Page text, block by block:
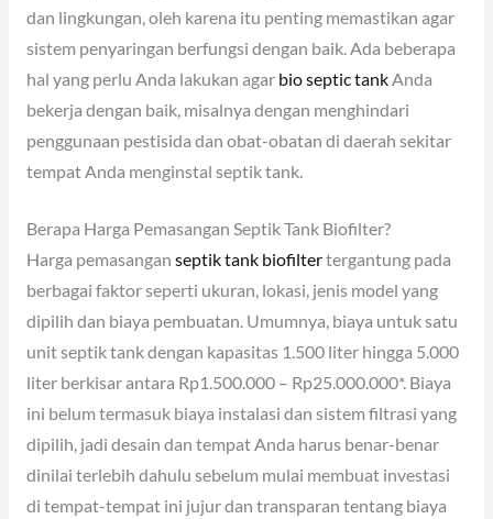
dan lingkungan, oleh karena itu penting memastikan agar
sistem penyaringan berfungsi dengan baik. Ada beberapa
hal yang perlu Anda lakukan agar bio septic tankAnda
bekerja dengan baik, misalnya dengan menghindari
penggunaan pestisida dan obat-obatan di daerah sekitar
tempat Anda menginstal septik tank.
Berapa Harga Pemasangan Septik Tank Biofilter?
Harga pemasangan septik tank biofiltertergantung pada
berbagai faktor seperti ukuran, lokasi, jenis model yang
dipilih dan biaya pembuatan. Umumnya, biaya untuk satu
unit septik tank dengan kapasitas 1.500 liter hingga 5.000
liter berkisar antara Rp1.500.000 – Rp25.000.000*. Biaya
ini belum termasuk biaya instalasi dan sistem filtrasi yang
dipilih, jadi desain dan tempat Anda harus benar-benar
dinilai terlebih dahulu sebelum mulai membuat investasi
di tempat-tempat ini jujur ​​dan transparan tentang biaya